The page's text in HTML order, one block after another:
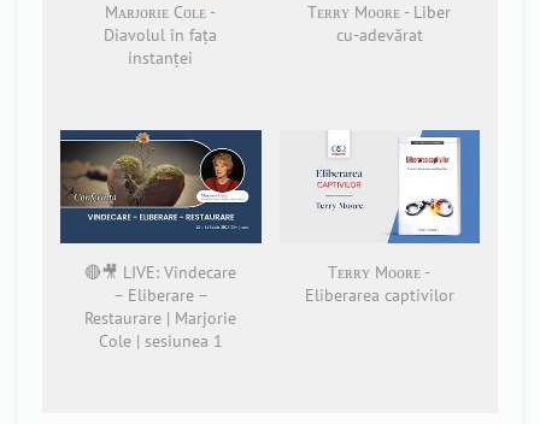
Mᴀʀᴊᴏʀɪᴇ Cᴏʟᴇ -
Diavolul în fața
instanței
Tᴇʀʀʏ Mᴏᴏʀᴇ - Liber
cu-adevărat
🔴🎥 LIVE: Vindecare
– Eliberare –
Restaurare | Marjorie
Cole | sesiunea 1
Tᴇʀʀʏ Mᴏᴏʀᴇ -
Eliberarea captivilor